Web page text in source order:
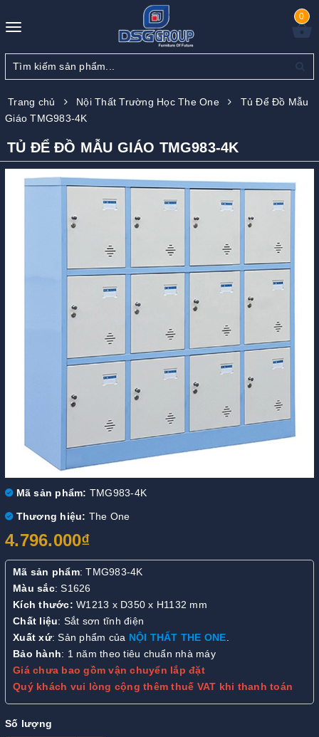
Toggle
0
Trang chủ Nội Thất Trường Học The One
Tủ Để Đồ Mẫu
Giáo TMG983-4K
TỦ ĐỂ ĐỒ MẪU GIÁO TMG983-4K
Mã sản phẩm: TMG983-4K
Thương hiệu: The One
4.796.000₫
Mã sản phẩm: TMG983-4K
Màu sắc: S1626
Kích thước: W1213 x D350 x H1132 mm
Chất liệu: Sắt sơn tĩnh điện
Xuất xứ: Sản phẩm của NỘI THẤT THE ONE.
Bảo hành: 1 năm theo tiêu chuẩn nhà máy
Giá chưa bao gồm vận chuyển lắp đặt
Quý khách vui lòng cộng thêm thuế VAT khi thanh toán
Số lượng